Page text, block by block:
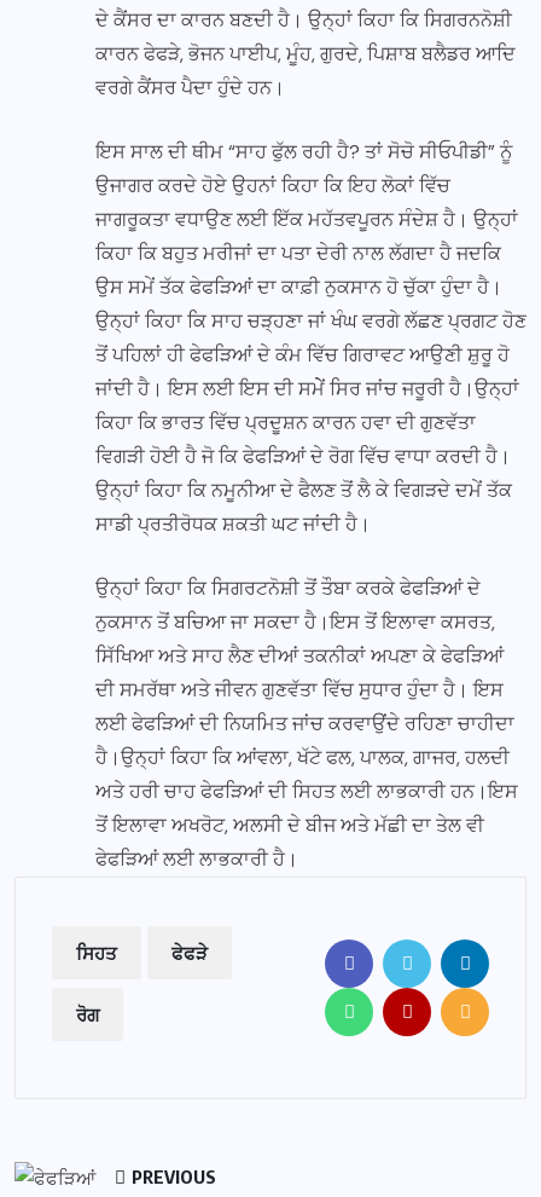
ਦੇ ਕੈਂਸਰ ਦਾ ਕਾਰਨ ਬਣਦੀ ਹੈ। ਉਨ੍ਹਾਂ ਕਿਹਾ ਕਿ ਸਿਗਰਨਨੋਸ਼ੀ
ਕਾਰਨ ਫੇਫੜੇ, ਭੋਜਨ ਪਾਈਪ, ਮੂੰਹ, ਗੁਰਦੇ, ਪਿਸ਼ਾਬ ਬਲੈਡਰ ਆਦਿ
ਵਰਗੇ ਕੈਂਸਰ ਪੈਦਾ ਹੁੰਦੇ ਹਨ।
ਇਸ ਸਾਲ ਦੀ ਥੀਮ “ਸਾਹ ਫੁੱਲ ਰਹੀ ਹੈ? ਤਾਂ ਸੋਚੋ ਸੀਓਪੀਡੀ” ਨੂੰ
ਉਜਾਗਰ ਕਰਦੇ ਹੋਏ ਉਹਨਾਂ ਕਿਹਾ ਕਿ ਇਹ ਲੋਕਾਂ ਵਿੱਚ
ਜਾਗਰੂਕਤਾ ਵਧਾਉਣ ਲਈ ਇੱਕ ਮਹੱਤਵਪੂਰਨ ਸੰਦੇਸ਼ ਹੈ। ਉਨ੍ਹਾਂ
ਕਿਹਾ ਕਿ ਬਹੁਤ ਮਰੀਜਾਂ ਦਾ ਪਤਾ ਦੇਰੀ ਨਾਲ ਲੱਗਦਾ ਹੈ ਜਦਕਿ
ਉਸ ਸਮੇਂ ਤੱਕ ਫੇਫੜਿਆਂ ਦਾ ਕਾਫ਼ੀ ਨੁਕਸਾਨ ਹੋ ਚੁੱਕਾ ਹੁੰਦਾ ਹੈ।
ਉਨ੍ਹਾਂ ਕਿਹਾ ਕਿ ਸਾਹ ਚੜ੍ਹਣਾ ਜਾਂ ਖੰਘ ਵਰਗੇ ਲੱਛਣ ਪ੍ਰਗਟ ਹੋਣ
ਤੋਂ ਪਹਿਲਾਂ ਹੀ ਫੇਫੜਿਆਂ ਦੇ ਕੰਮ ਵਿੱਚ ਗਿਰਾਵਟ ਆਉਣੀ ਸ਼ੁਰੂ ਹੋ
ਜਾਂਦੀ ਹੈ। ਇਸ ਲਈ ਇਸ ਦੀ ਸਮੇੇਂ ਸਿਰ ਜਾਂਚ ਜਰੂਰੀ ਹੈ।ਉਨ੍ਹਾਂ
ਕਿਹਾ ਕਿ ਭਾਰਤ ਵਿੱਚ ਪ੍ਰਦੂਸ਼ਨ ਕਾਰਨ ਹਵਾ ਦੀ ਗੁਣਵੱਤਾ
ਵਿਗੜੀ ਹੋਈ ਹੈ ਜੋ ਕਿ ਫੇਫੜਿਆਂ ਦੇ ਰੋਗ ਵਿੱਚ ਵਾਧਾ ਕਰਦੀ ਹੈ।
ਉਨ੍ਹਾਂ ਕਿਹਾ ਕਿ ਨਮੂਨੀਆ ਦੇ ਫੈਲਣ ਤੋਂ ਲੈ ਕੇ ਵਿਗੜਦੇ ਦਮੇਂ ਤੱਕ
ਸਾਡੀ ਪ੍ਰਤੀਰੋਧਕ ਸ਼ਕਤੀ ਘਟ ਜਾਂਦੀ ਹੈ।
ਉਨ੍ਹਾਂ ਕਿਹਾ ਕਿ ਸਿਗਰਟਨੋਸ਼ੀ ਤੋਂ ਤੌਬਾ ਕਰਕੇ ਫੇਫੜਿਆਂ ਦੇ
ਨੁਕਸਾਨ ਤੋਂ ਬਚਿਆ ਜਾ ਸਕਦਾ ਹੈ।ਇਸ ਤੋਂ ਇਲਾਵਾ ਕਸਰਤ,
ਸਿੱਖਿਆ ਅਤੇ ਸਾਹ ਲੈਣ ਦੀਆਂ ਤਕਨੀਕਾਂ ਅਪਣਾ ਕੇ ਫੇਫੜਿਆਂ
ਦੀ ਸਮਰੱਥਾ ਅਤੇ ਜੀਵਨ ਗੁਣਵੱਤਾ ਵਿੱਚ ਸੁਧਾਰ ਹੁੰਦਾ ਹੈ। ਇਸ
ਲਈ ਫੇਫੜਿਆਂ ਦੀ ਨਿਯਮਿਤ ਜਾਂਚ ਕਰਵਾਉਂਦੇ ਰਹਿਣਾ ਚਾਹੀਦਾ
ਹੈ।ਉਨ੍ਹਾਂ ਕਿਹਾ ਕਿ ਆਂਵਲਾ, ਖੱਟੇ ਫਲ, ਪਾਲਕ, ਗਾਜਰ, ਹਲਦੀ
ਅਤੇ ਹਰੀ ਚਾਹ ਫੇਫੜਿਆਂ ਦੀ ਸਿਹਤ ਲਈ ਲਾਭਕਾਰੀ ਹਨ।ਇਸ
ਤੋਂ ਇਲਾਵਾ ਅਖਰੋਟ, ਅਲਸੀ ਦੇ ਬੀਜ ਅਤੇ ਮੱਛੀ ਦਾ ਤੇਲ ਵੀ
ਫੇਫੜਿਆਂ ਲਈ ਲਾਭਕਾਰੀ ਹੈ।
ਸਿਹਤ ਫੇਫੜੇ
ਰੋਗ
PREVIOUS